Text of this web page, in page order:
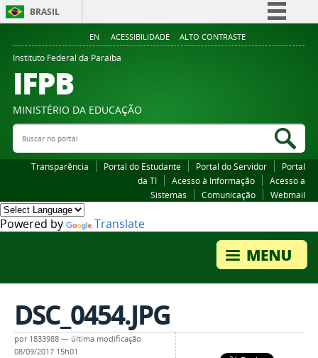
BRASIL
Simplifique!
Legislação
EN ACESSIBILIDADE ALTO CONTRASTE
Instituto Federal da Paraiba
IFPB
MINISTÉRIO DA EDUCAÇÃO
Buscar no portal
Transparência Portal do Estudante Portal do Servidor
Portal
da TI
Acesso à Informação
Acesso a
Sistemas
Comunicação Webmail
Powered by Translate
DSC_0454.JPG
por 1833988 — última modificação
08/09/2017 15h01